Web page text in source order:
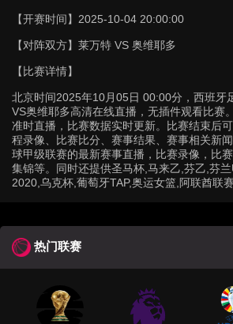
【开赛时间】 2025-10-04 20:00:00
【对阵双方】 莱万特 VS 奥维耶多
【比赛详情】
北京时间2025年10月05日 00:00分，西班牙
VS奥维耶多高清在线直播，无插件观看比赛
准时直播，比赛数据实时更新。比赛结束后
程录像、比赛比分、赛事结果、赛事相关新
球甲级联赛的最新赛事直播，比赛录像，比
集锦等。同时还提供圣马杯,马来乙,芬乙,芬
2020,乌克杯,葡萄牙TAP,奥运女篮,阿联酋联
热门联赛